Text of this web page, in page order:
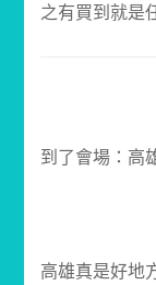
之有買到就是
到了會場：高
高雄真是好地